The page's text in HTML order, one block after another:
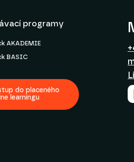
programy
AKADEMIE
BASIC
do placeného
learningu